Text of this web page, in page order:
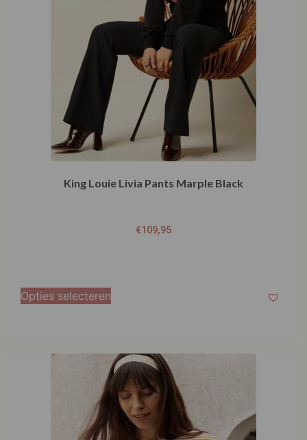
King Louie Livia Pants Marple Black
€109,95
Opties selecteren